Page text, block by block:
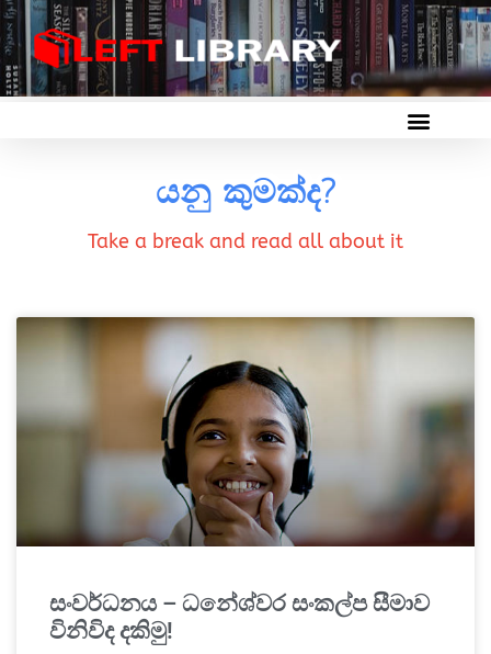
යනු කුමක්ද?
Take a break and read all about it
සංවර්ධනය – ධනේශ්වර සංකල්ප සීමාව
විනිවිද දකිමු!